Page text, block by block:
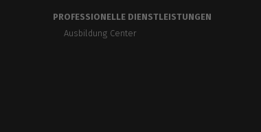
PROFESSIONELLE DIENSTLEISTUNGEN
Ausbildung Center